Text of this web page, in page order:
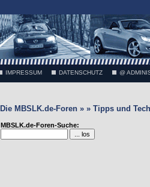
IMPRESSUM DATENSCHUTZ @
Die MBSLK.de-Foren » » Tipps und
MBSLK.de-Foren-Suche: